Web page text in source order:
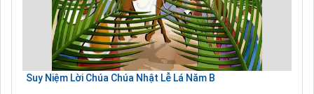
Suy Niệm Lời Chúa Chúa Nhật Lễ Lá Năm B